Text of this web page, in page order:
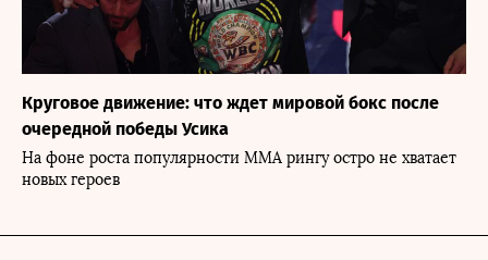
Круговое движение: что ждет мировой бокс после
очередной победы Усика
На фоне роста популярности ММА рингу остро не хватает
новых героев